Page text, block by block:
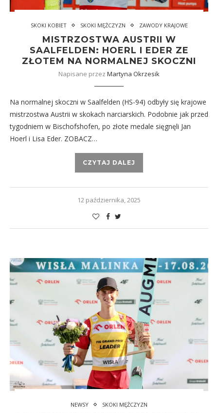
SKOKI KOBIET SKOKI MĘŻCZYZN ZAWODY KRAJOWE
MISTRZOSTWA AUSTRII W
SAALFELDEN: HOERL I EDER ZE
ZŁOTEM NA NORMALNEJ SKOCZNI
Napisane przez Martyna Okrzesik
Na normalnej skoczni w Saalfelden (HS-94) odbyły się krajowe
mistrzostwa Austrii w skokach narciarskich. Podobnie jak przed
tygodniem w Bischofshofen, po złote medale sięgnęli Jan
Hoerl i Lisa Eder. ZOBACZ…
CZYTAJ DALEJ
12 października, 2025
NEWSY SKOKI MĘŻCZYZN